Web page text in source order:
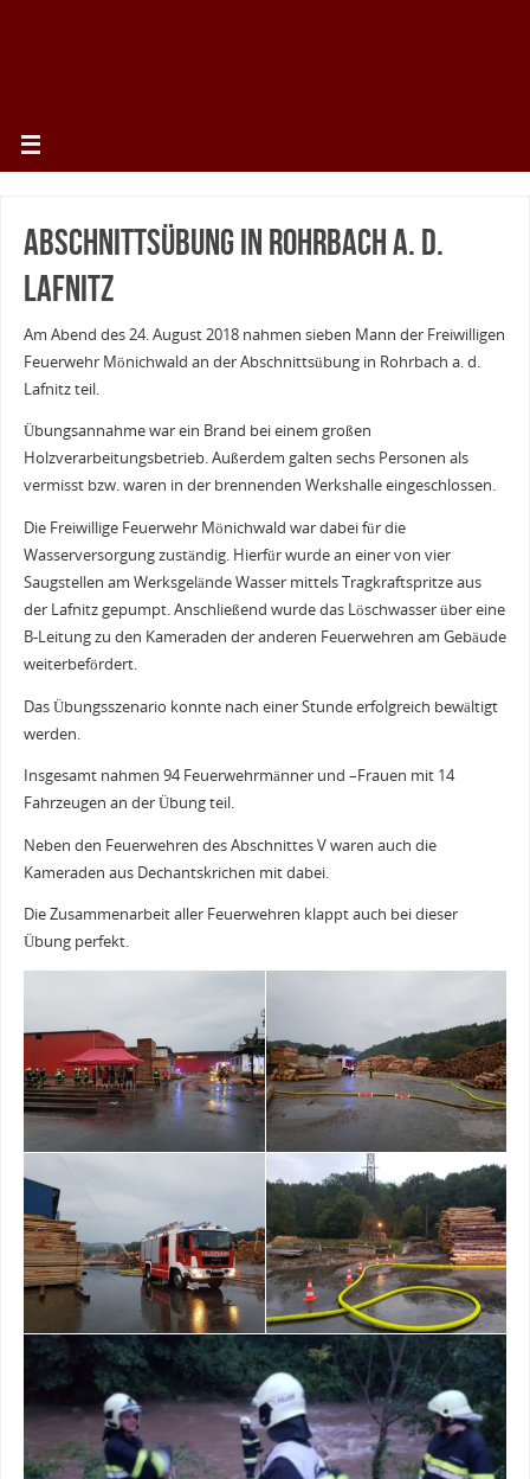
Abschnittsübung in Rohrbach a. d.
Lafnitz
Am Abend des 24. August 2018 nahmen sieben Mann der Freiwilligen
Feuerwehr Mönichwald an der Abschnittsübung in Rohrbach a. d.
Lafnitz teil.
Übungsannahme war ein Brand bei einem großen
Holzverarbeitungsbetrieb. Außerdem galten sechs Personen als
vermisst bzw. waren in der brennenden Werkshalle eingeschlossen.
Die Freiwillige Feuerwehr Mönichwald war dabei für die
Wasserversorgung zuständig. Hierfür wurde an einer von vier
Saugstellen am Werksgelände Wasser mittels Tragkraftspritze aus
der Lafnitz gepumpt. Anschließend wurde das Löschwasser über eine
B-Leitung zu den Kameraden der anderen Feuerwehren am Gebäude
weiterbefördert.
Das Übungsszenario konnte nach einer Stunde erfolgreich bewältigt
werden.
Insgesamt nahmen 94 Feuerwehrmänner und –Frauen mit 14
Fahrzeugen an der Übung teil.
Neben den Feuerwehren des Abschnittes V waren auch die
Kameraden aus Dechantskrichen mit dabei.
Die Zusammenarbeit aller Feuerwehren klappt auch bei dieser
Übung perfekt.